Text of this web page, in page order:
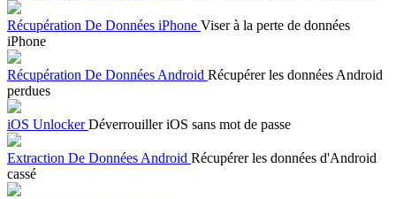
Récupération De Données iPhone Viser à la perte de données
iPhone
Récupération De Données Android Récupérer les données Android
perdues
iOS Unlocker Déverrouiller iOS sans mot de passe
Extraction De Données Android Récupérer les données d'Android
cassé